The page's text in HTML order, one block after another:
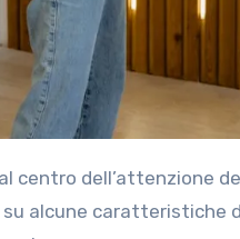
centro dell’attenzione
su alcune caratteristiche